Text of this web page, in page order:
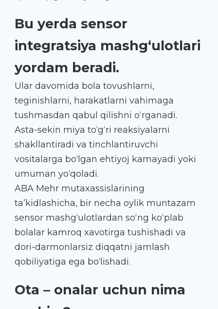
Bu yerda sensor
integratsiya mashg‘ulotlari
yordam beradi.
Ular davomida bola tovushlarni,
teginishlarni, harakatlarni vahimaga
tushmasdan qabul qilishni o‘rganadi.
Asta-sekin miya to‘g‘ri reaksiyalarni
shakllantiradi va tinchlantiruvchi
vositalarga bo‘lgan ehtiyoj kamayadi yoki
umuman yo‘qoladi.
ABA Mehr mutaxassislarining
ta’kidlashicha, bir necha oylik muntazam
sensor mashg‘ulotlardan so‘ng ko‘plab
bolalar kamroq xavotirga tushishadi va
dori-darmonlarsiz diqqatni jamlash
qobiliyatiga ega bo‘lishadi.
Ota – onalar uchun nima